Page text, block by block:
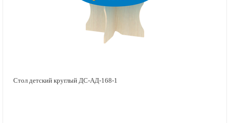
Стол детский круглый ДС-АД-168-1